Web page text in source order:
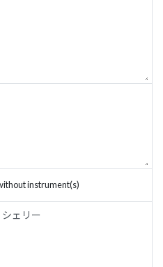
instrument(s)